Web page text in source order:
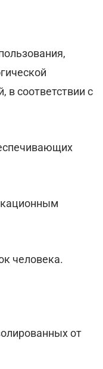
в соответствии с
человека.
от